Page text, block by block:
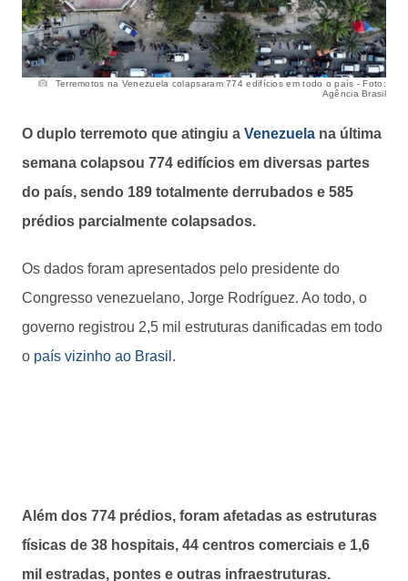
Terremotos na Venezuela colapsaram 774 edifícios em todo o país - Foto:
Agência Brasil
O duplo terremoto que atingiu a Venezuela na última
semana colapsou 774 edifícios em diversas partes
do país, sendo 189 totalmente derrubados e 585
prédios parcialmente colapsados.
Os dados foram apresentados pelo presidente do
Congresso venezuelano, Jorge Rodríguez. Ao todo, o
governo registrou 2,5 mil estruturas danificadas em todo
o país vizinho ao Brasil .
Além dos 774 prédios, foram afetadas as estruturas
físicas de 38 hospitais, 44 centros comerciais e 1,6
mil estradas, pontes e outras infraestruturas.